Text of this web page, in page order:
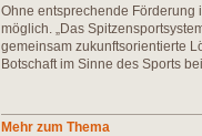
Ohne entsprechende Förderung
möglich. „Das
gemeinsam zukunftsorientierte
Botschaft im Sinne des Sports
Mehr zum Thema